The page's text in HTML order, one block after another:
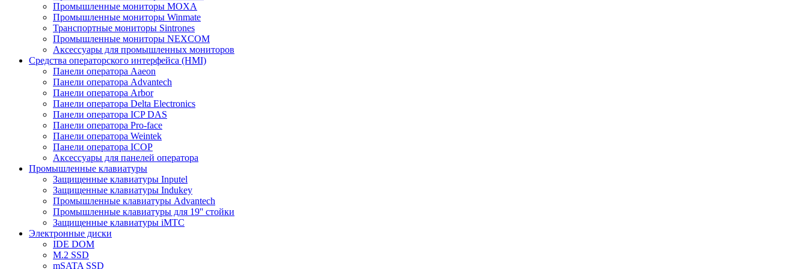
Промышленные мониторы MOXA
Промышленные мониторы Winmate
Транспортные мониторы Sintrones
Промышленные мониторы NEXCOM
Аксессуары для промышленных мониторов
Средства операторского интерфейса (HMI)
Панели оператора Aaeon
Панели оператора Advantech
Панели оператора Arbor
Панели оператора Delta Electronics
Панели оператора ICP DAS
Панели оператора Pro-face
Панели оператора Weintek
Панели оператора ICOP
Аксессуары для панелей оператора
Промышленные клавиатуры
Защищенные клавиатуры Inputel
Защищенные клавиатуры Indukey
Промышленные клавиатуры Advantech
Промышленные клавиатуры для 19'' стойки
Защищенные клавиатуры iMTC
Электронные диски
IDE DOM
M.2 SSD
mSATA SSD